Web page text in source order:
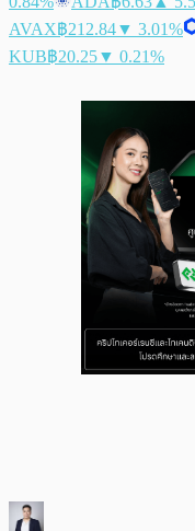
AVAX฿212.84▼ 3.01%
KUB฿20.25▼ 0.21%